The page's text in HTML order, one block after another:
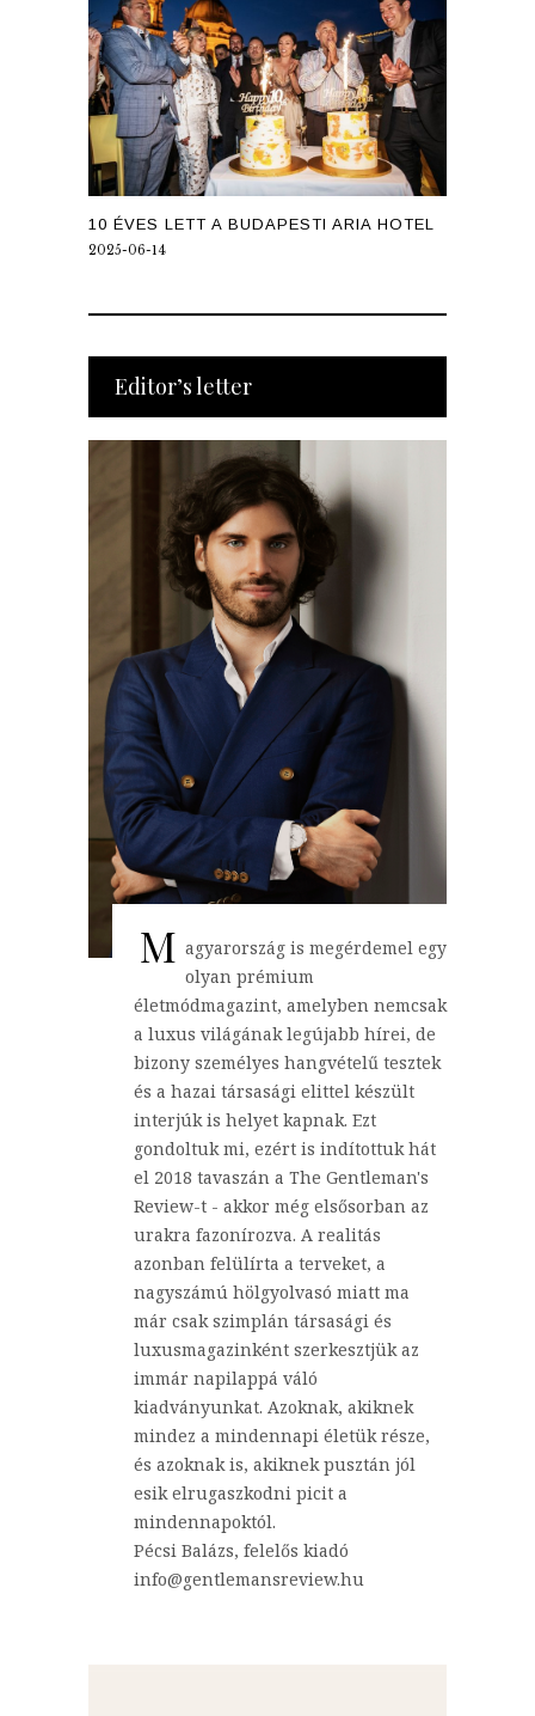
10 ÉVES LETT A BUDAPESTI ARIA HOTEL
2025-06-14
Editor’s letter
M agyarország is megérdemel egy
olyan prémium
életmódmagazint, amelyben nemcsak
a luxus világának legújabb hírei, de
bizony személyes hangvételű tesztek
és a hazai társasági elittel készült
interjúk is helyet kapnak. Ezt
gondoltuk mi, ezért is indítottuk hát
el 2018 tavaszán a The Gentleman's
Review-t - akkor még elsősorban az
urakra fazonírozva. A realitás
azonban felülírta a terveket, a
nagyszámú hölgyolvasó miatt ma
már csak szimplán társasági és
luxusmagazinként szerkesztjük az
immár napilappá váló
kiadványunkat. Azoknak, akiknek
mindez a mindennapi életük része,
és azoknak is, akiknek pusztán jól
esik elrugaszkodni picit a
mindennapoktól.
Pécsi Balázs, felelős kiadó
info@gentlemansreview.hu